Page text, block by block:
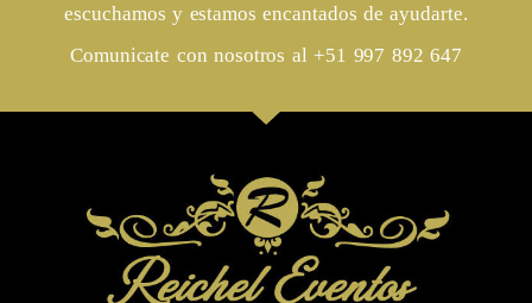
escuchamos y estamos encantados de ayudarte.
Comunicate con nosotros al +51 997 892 647